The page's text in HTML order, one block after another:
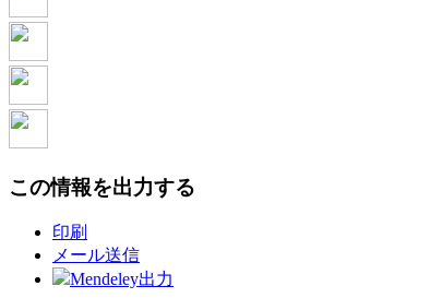
この情報を出力する
印刷
メール送信
Mendeley出力